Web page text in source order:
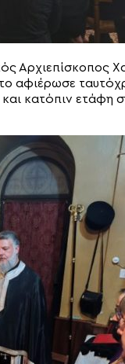
Αρχιεπίσκοπος
αφιέρωσε
κατόπιν ετάφη